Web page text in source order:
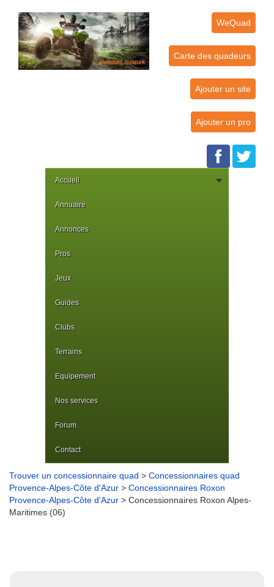
WeQuad
Carte des quadeurs
Ajouter un site
Ajouter un pro
Accueil
Annuaire
Annonces
Pros
Jeux
Guides
Clubs
Terrains
Equipement
Nos services
Forum
Contact
Trouver un concessionnaire quad > Concessionnaires quad
Provence-Alpes-Côte d'Azur > Concessionnaires Roxon
Provence-Alpes-Côte d'Azur > Concessionnaires Roxon Alpes-
Maritimes (06)